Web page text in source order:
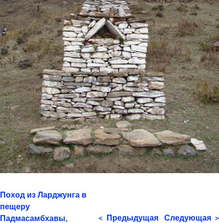
Поход из Ларджунга в
пещеру
Падмасамбхавы,
< Предыдущая Следующая >